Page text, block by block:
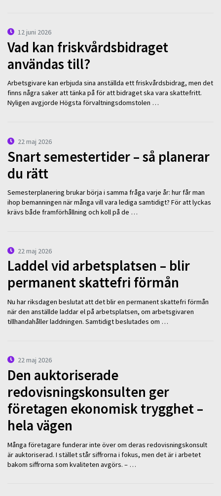
12 juni 2026
Vad kan friskvårdsbidraget
användas till?
Arbetsgivare kan erbjuda sina anställda ett friskvårdsbidrag, men det
finns några saker att tänka på för att bidraget ska vara skattefritt.
Nyligen avgjorde Högsta förvaltningsdomstolen …
22 maj 2026
Snart semestertider – så planerar
du rätt
Semesterplanering brukar börja i samma fråga varje år: hur får man
ihop bemanningen när många vill vara lediga samtidigt? För att lyckas
krävs både framförhållning och koll på de …
22 maj 2026
Laddel vid arbetsplatsen – blir
permanent skattefri förmån
Nu har riksdagen beslutat att det blir en permanent skattefri förmån
när den anställde laddar el på arbetsplatsen, om arbetsgivaren
tillhandahåller laddningen. Samtidigt beslutades om …
22 maj 2026
Den auktoriserade
redovisningskonsulten ger
företagen ekonomisk trygghet –
hela vägen
Många företagare funderar inte över om deras redovisningskonsult
är auktoriserad. I stället står siffrorna i fokus, men det är i arbetet
bakom siffrorna som kvaliteten avgörs. – …